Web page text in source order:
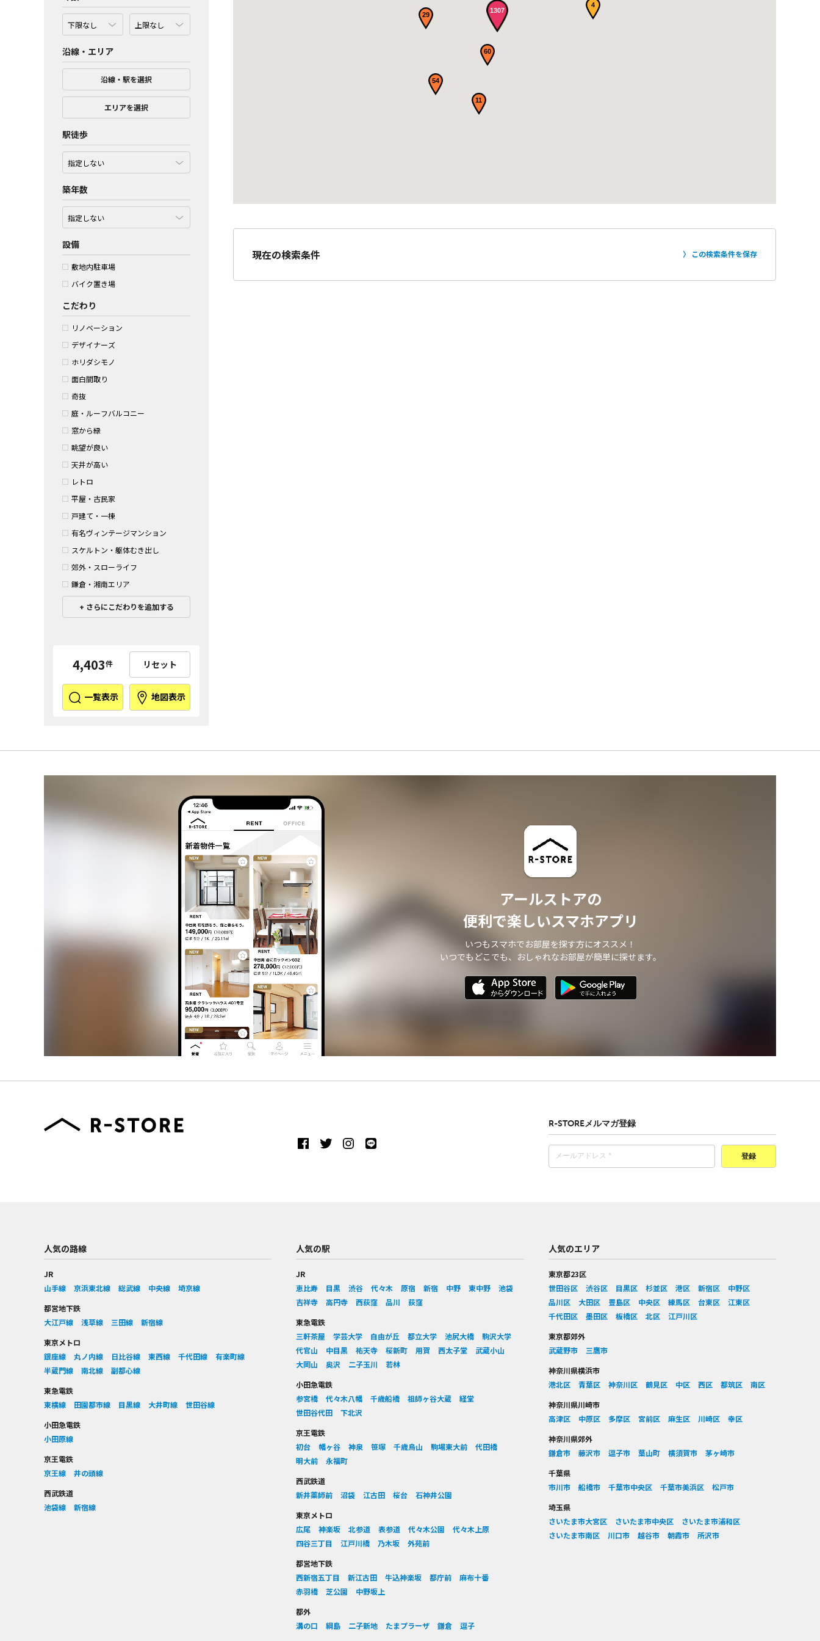
沿線・エリア
沿線・駅を選択
エリアを選択
駅徒歩
築年数
設備
敷地内駐車場
バイク置き場
こだわり
リノベーション
デザイナーズ
ホリダシモノ
面白間取り
奇抜
庭・ルーフバルコニー
窓から緑
眺望が良い
天井が高い
レトロ
平屋・古民家
戸建て・一棟
有名ヴィンテージマンション
スケルトン・躯体むき出し
郊外・スローライフ
鎌倉・湘南エリア
さらにこだわりを追加する
4,403件 リセット
一覧表示 地図表示
1307
54
60
29
4
11
現在の検索条件 この検索条件を保存
アールストアの
便利で楽しいスマホアプリ
いつもスマホでお部屋を探す方にオススメ！
いつでもどこでも、おしゃれなお部屋が簡単に探せます。
R-STOREメルマガ登録
登録
人気の路線
JR
山手線
京浜東北線 総武線 中央線
埼京線
都営地下鉄
大江戸線
浅草線 三田線
新宿線
東京メトロ
銀座線
丸ノ内線 日比谷線 東西線 千代田線
有楽町線
半蔵門線
南北線
副都心線
東急電鉄
東横線
田園都市線 目黒線 大井町線
世田谷線
小田急電鉄
小田原線
京王電鉄
京王線
井の頭線
西武鉄道
池袋線
新宿線
人気の駅
JR
恵比寿
目黒 渋谷 代々木 原宿 新宿 中野 東中野
池袋
吉祥寺
高円寺 西荻窪 品川
荻窪
東急電鉄
三軒茶屋
学芸大学 自由が丘 都立大学 池尻大橋
駒沢大学
代官山
中目黒 祐天寺 桜新町 用賀 西太子堂
武蔵小山
大岡山
奥沢 二子玉川
若林
小田急電鉄
参宮橋
代々木八幡 千歳船橋 祖師ヶ谷大蔵
経堂
世田谷代田
下北沢
京王電鉄
初台
幡ヶ谷 神泉 笹塚 千歳烏山 駒場東大前
代田橋
明大前
永福町
西武鉄道
新井薬師前
沼袋 江古田 桜台
石神井公園
東京メトロ
広尾
神楽坂 北参道 表参道 代々木公園
代々木上原
四谷三丁目
江戸川橋 乃木坂
外苑前
都営地下鉄
西新宿五丁目
新江古田 牛込神楽坂 都庁前
麻布十番
赤羽橋
芝公園
中野坂上
都外
溝の口
綱島 二子新地 たまプラーザ 鎌倉 逗子
人気のエリア
東京都23区
世田谷区
渋谷区 目黒区 杉並区 港区 新宿区
中野区
品川区
大田区 豊島区 中央区 練馬区 台東区
江東区
千代田区
墨田区 板橋区 北区
江戸川区
東京都郊外
武蔵野市
三鷹市
神奈川県横浜市
港北区
青葉区 神奈川区 鶴見区 中区 西区 都筑区
南区
神奈川県川崎市
高津区
中原区 多摩区 宮前区 麻生区 川崎区
幸区
神奈川県郊外
鎌倉市
藤沢市 逗子市 葉山町 横須賀市
茅ヶ崎市
千葉県
市川市
船橋市 千葉市中央区 千葉市美浜区
松戸市
埼玉県
さいたま市大宮区
さいたま市中央区
さいたま市浦和区
さいたま市南区
川口市 越谷市 朝霞市 所沢市